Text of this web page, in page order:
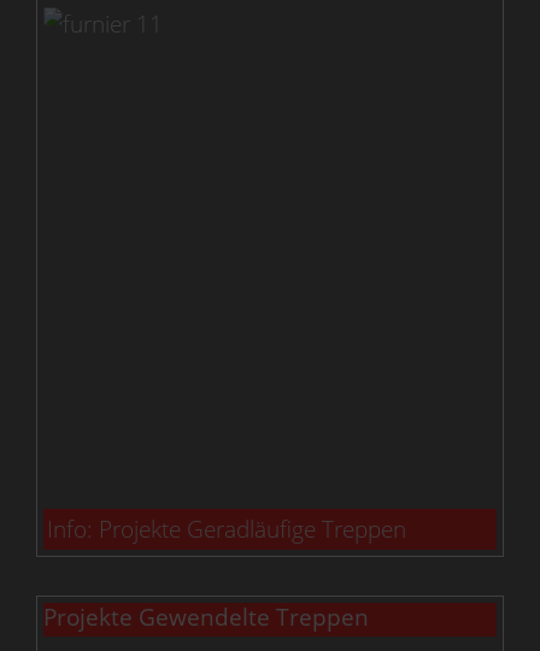
Info: Projekte Geradläufige Treppen
Projekte Gewendelte Treppen